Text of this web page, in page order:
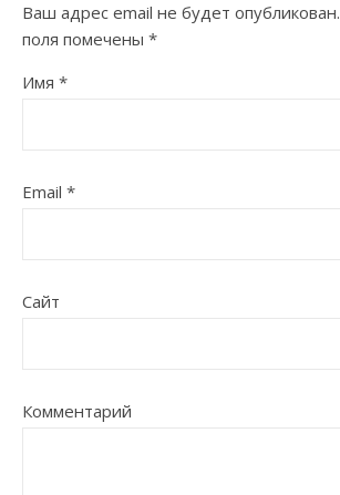
Ваш адрес email не будет опубликован.
поля помечены *
Имя *
Email *
Сайт
Комментарий